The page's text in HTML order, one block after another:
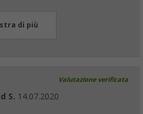
di più
Valutazione verificata
S. 14.07.2020